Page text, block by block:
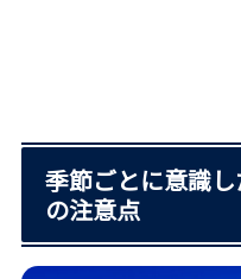
季節ごとに意識
の注意点